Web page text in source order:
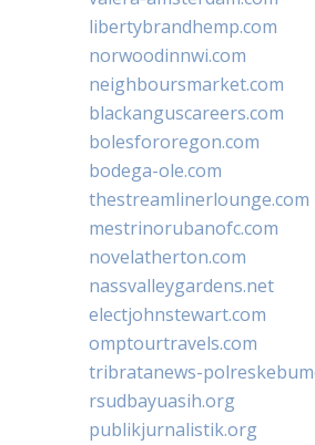
libertybrandhemp.com
norwoodinnwi.com
neighboursmarket.com
blackanguscareers.com
bolesfororegon.com
bodega-ole.com
thestreamlinerlounge.com
mestrinorubanofc.com
novelatherton.com
nassvalleygardens.net
electjohnstewart.com
omptourtravels.com
tribratanews-
rsudbayuasih.org
publikjurnalistik.org